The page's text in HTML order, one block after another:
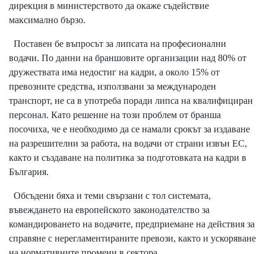
дирекция в министерството да окаже съдействие
максимално бързо.
Поставен бе въпросът за липсата на професионални
водачи. По данни на браншовите организации над 80% от
дружествата има недостиг на кадри, а около 15% от
превозните средства, използвани за международен
транспорт, не са в употреба поради липса на квалифициран
персонал. Като решение на този проблем от бранша
посочиха, че е необходимо да се намали срокът за издаване
на разрешителни за работа, на водачи от страни извън ЕС,
както и създаване на политика за подготовката на кадри в
България.
Обсъдени бяха и теми свързани с тол системата,
въвеждането на европейското законодателство за
командироването на водачите, предприемане на действия за
справяне с нерегламентираните превози, както и ускоряване